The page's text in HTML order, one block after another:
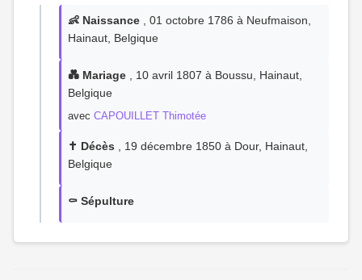
👶 Naissance , 01 octobre 1786 à Neufmaison,
Hainaut, Belgique
💑 Mariage , 10 avril 1807 à Boussu, Hainaut,
Belgique
avec CAPOUILLET Thimotée
✝️ Décès , 19 décembre 1850 à Dour, Hainaut,
Belgique
⚰️ Sépulture